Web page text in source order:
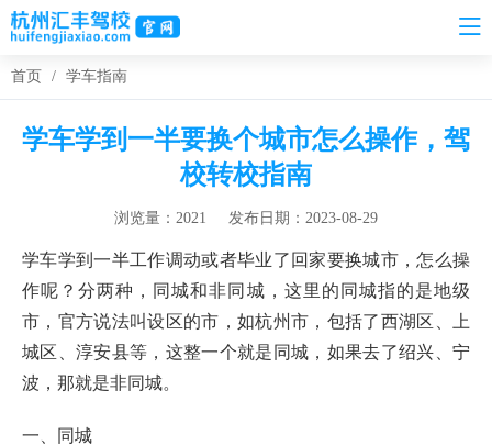
首页 / 学车指南
学车学到一半要换个城市怎么操作，驾
校转校指南
浏览量：2021 发布日期：2023-08-29
学车学到一半工作调动或者毕业了回家要换城市，怎么操
作呢？分两种，同城和非同城，这里的同城指的是地级
市，官方说法叫设区的市，如杭州市，包括了西湖区、上
城区、淳安县等，这整一个就是同城，如果去了绍兴、宁
波，那就是非同城。
一、同城